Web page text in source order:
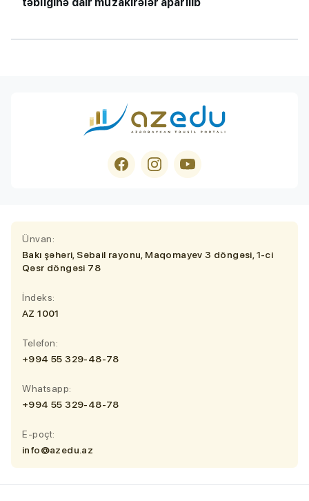
Ünvan:
Bakı şəhəri, Səbail rayonu, Maqomayev 3 döngəsi, 1-ci
Qəsr döngəsi 78
İndeks:
AZ 1001
Telefon:
+994 55 329-48-78
Whatsapp:
+994 55 329-48-78
E-poçt:
info@azedu.az